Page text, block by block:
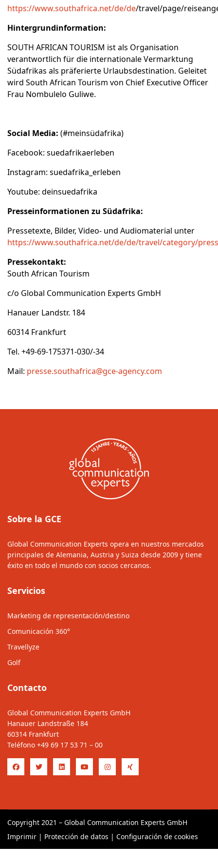
https://www.southafrica.net/de/de/travel/page/
Hintergrundinformation:
SOUTH AFRICAN TOURISM ist als Organisation
verantwortlich für die internationale Vermarktung
Südafrikas als präferierte Urlaubsdestination. Geleitet
wird South African Tourism von Chief Executive Officer
Frau Nombulelo Guliwe.
Social Media: (#meinsüdafrika)
Facebook: suedafrikaerleben
Instagram: suedafrika_erleben
Youtube: deinsuedafrika
Presseinformationen zu Südafrika:
Pressetexte, Bilder, Video- und Audiomaterial unter
https://www.southafrica.net/de/de/travel/category/
Pressekontakt:
South African Tourism
c/o Global Communication Experts GmbH
Hanauer Landstr. 184
60314 Frankfurt
Tel. +49-69-175371-030/-34
Mail: presse.southafrica@gce-agency.com
Sobre la GCE
Global Communication Experts opera en nuestros mercados
principales de Alemania, Austria y Suiza desde 2009 y tiene
éxito en todo el mundo con socios cercanos.
Servicios
Marketing de representación/destino
Comunicación 360°
Travellyze
Golf
Contacto
Global Communication Experts GmbH
Hanauer Landstraße 184
60314 Frankfurt
Teléfono +49 69 17 53 71 – 00
Copyright 2021 – Global Communication Experts GmbH
Imprimir | Protección de datos | Configuración de cookies